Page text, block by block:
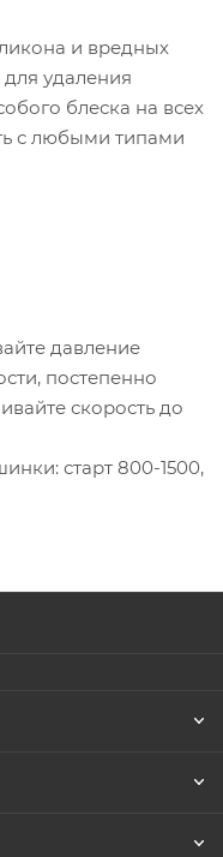
и вредных
удаления
блеска на всех
с любыми типами
давление
постепенно
скорость до
старт 800-1500,